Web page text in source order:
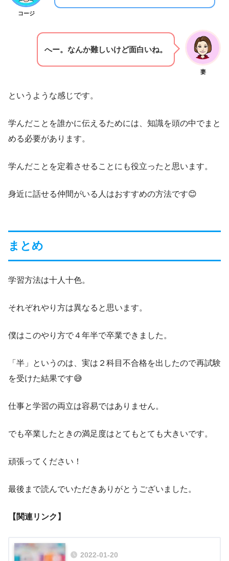
コージ
妻
へー。なんか難しいけど面白いね。
というような感じです。
学んだことを誰かに伝えるためには、知識を頭の中でまと
める必要があります。
学んだことを定着させることにも役立ったと思います。
身近に話せる仲間がいる人はおすすめの方法です😊
まとめ
学習方法は十人十色。
それぞれやり方は異なると思います。
僕はこのやり方で４年半で卒業できました。
「半 」というのは、実は２科目不合格を出したので再試験
を受けた結果です😅
仕事と学習の両立は容易ではありません。
でも卒業したときの満足度はとてもとても大きいです。
頑張ってください！
最後まで読んでいただきありがとうございました。
【関連リンク】
2022-01-20